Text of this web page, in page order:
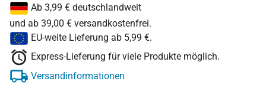
Ab 3,99 € deutschlandweit
und ab 39,00 € versandkostenfrei.
EU-weite Lieferung ab 5,99 €.
Express-Lieferung für viele Produkte möglich.
Versandinformationen